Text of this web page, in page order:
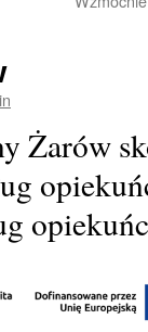
Żarów